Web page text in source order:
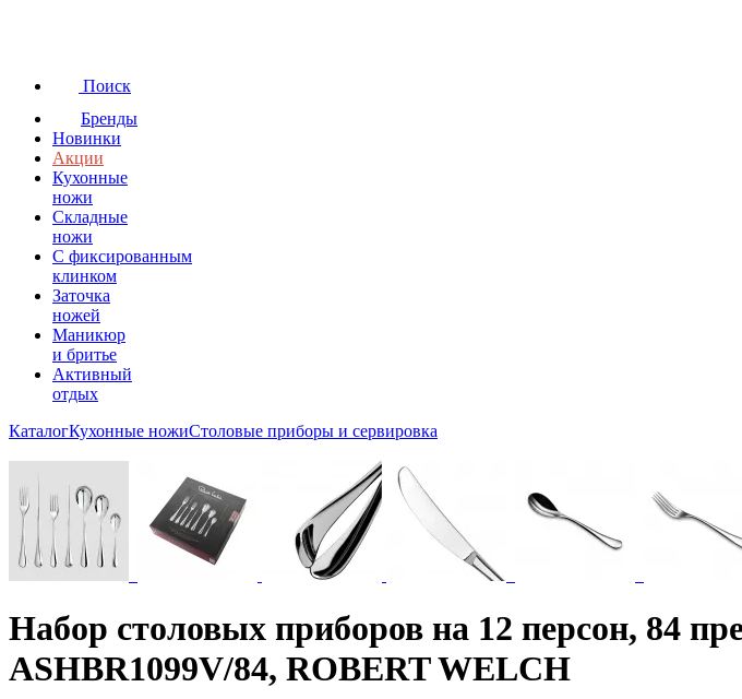
Поиск
Бренды
Новинки
Акции
Кухонные
ножи
Складные
ножи
C фиксированным
клинком
Заточка
ножей
Маникюр
и бритье
Активный
отдых
КаталогКухонные ножиСтоловые приборы и сервировка
Набор столовых приборов на 12 персон, 84
ASHBR1099V/84, ROBERT WELCH